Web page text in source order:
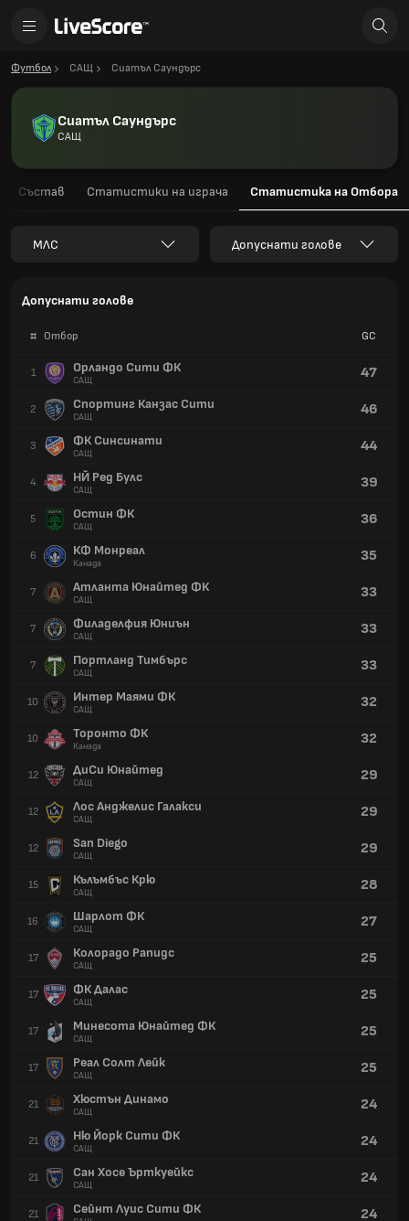
Футбол САЩ Сиатъл Саундърс
Сиатъл Саундърс
САЩ
Състав Статистики на играча Статистика на Отбора
МЛС Допуснати голове
Допуснати голове
# Отбор GC
1 Орландо Сити ФК
САЩ 47
2 Спортинг Канзас Сити
САЩ 46
3 ФК Синсинати
САЩ 44
4 НЙ Ред Булс
САЩ 39
5 Остин ФК
САЩ 36
6 КФ Монреал
Канада 35
7 Атланта Юнайтед ФК
САЩ 33
7 Филаделфия Юниън
САЩ 33
7 Портланд Тимбърс
САЩ 33
10 Интер Маями ФК
САЩ 32
10 Торонто ФК
Канада 32
12 ДиСи Юнайтед
САЩ 29
12 Лос Анджелис Галакси
САЩ 29
12 San Diego
САЩ 29
15 Кълъмбъс Крю
САЩ 28
16 Шарлот ФК
САЩ 27
17 Колорадо Рапидс
САЩ 25
17 ФК Далас
САЩ 25
17 Минесота Юнайтед ФК
САЩ 25
17 Реал Солт Лейк
САЩ 25
21 Хюстън Динамо
САЩ 24
21 Ню Йорк Сити ФК
САЩ 24
21 Сан Хосе Ърткуейкс
САЩ 24
21 Сейнт Луис Сити ФК 24